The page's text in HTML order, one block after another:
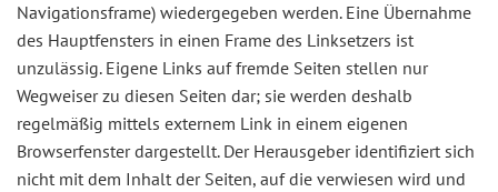
Navigationsframe) wiedergegeben werden. Eine Übernahme
des Hauptfensters in einen Frame des Linksetzers ist
unzulässig. Eigene Links auf fremde Seiten stellen nur
Wegweiser zu diesen Seiten dar; sie werden deshalb
regelmäßig mittels externem Link in einem eigenen
Browserfenster dargestellt. Der Herausgeber identifiziert sich
nicht mit dem Inhalt der Seiten, auf die verwiesen wird und